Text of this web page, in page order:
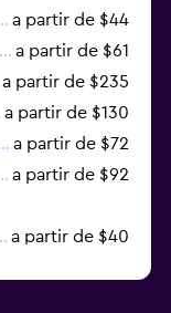
a partir de $44
a partir de $61
a partir de $235
a partir de $130
a partir de $72
a partir de $92
a partir de $40